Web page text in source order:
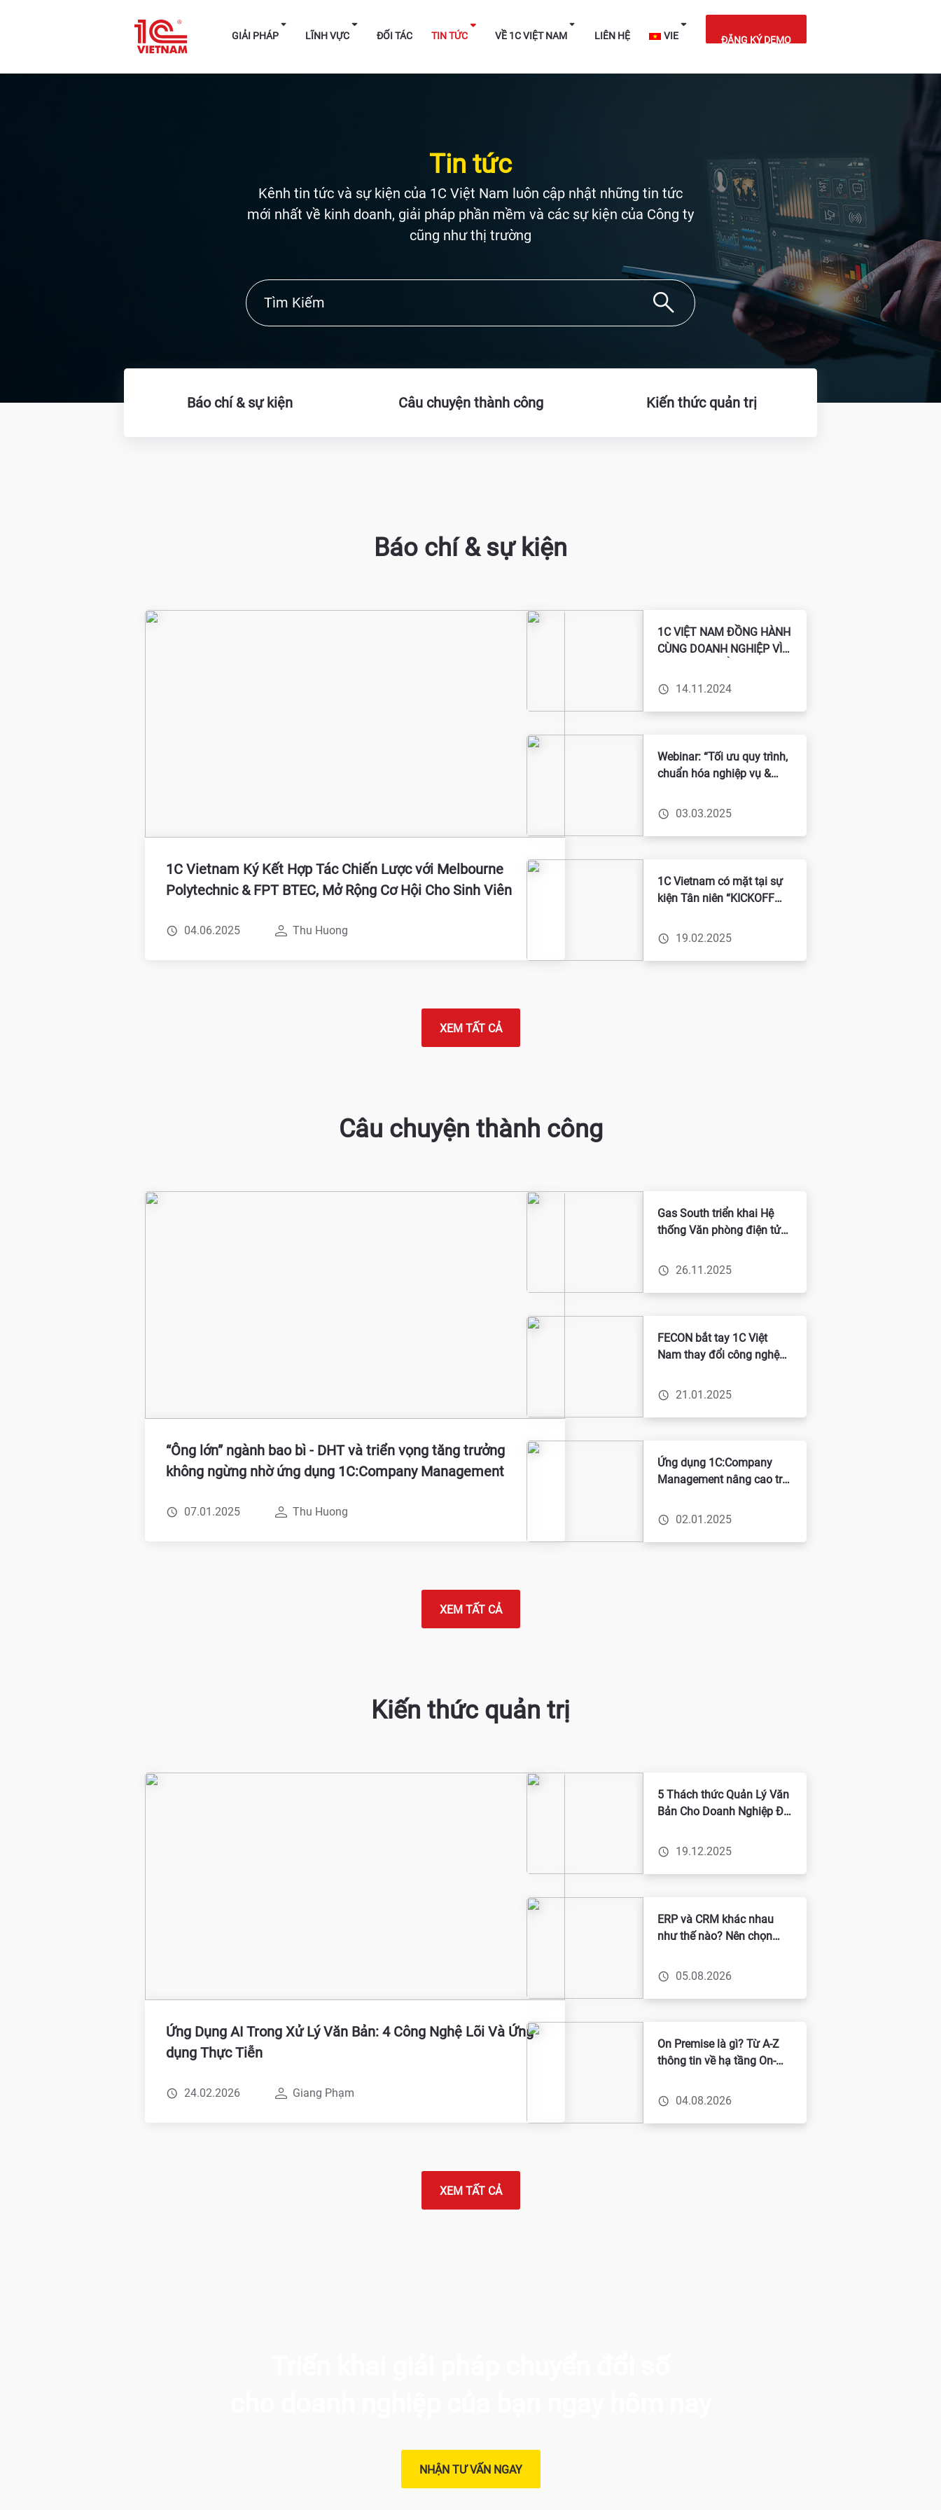
GIẢI PHÁP LĨNH VỰC ĐỐI TÁC TIN TỨC VỀ 1C VIỆT NAM LIÊN HỆ VIE
Tin tức
Kênh tin tức và sự kiện của 1C Việt Nam luôn cập nhật những tin tức
mới nhất về kinh doanh, giải pháp phần mềm và các sự kiện của Công ty
cũng như thị trường
Báo chí & sự kiện Câu chuyện thành công Kiến thức quản trị
Báo chí & sự kiện
1C Vietnam Ký Kết Hợp Tác Chiến Lược với Melbourne
Polytechnic & FPT BTEC, Mở Rộng Cơ Hội Cho Sinh Viên
04.06.2025 Thu Huong
1C VIỆT NAM ĐỒNG HÀNH
CÙNG DOANH NGHIỆP VÌ
VỮNG14.11.2024
Webinar: “Tối ưu quy trình,
chuẩn hóa nghiệp vụ &
pháp ERP”
03.03.2025
1C Vietnam có mặt tại sự
kiện Tân niên “KICKOFF
19.02.2025
XEM TẤT CẢ
Câu chuyện thành công
“Ông lớn” ngành bao bì - DHT và triển vọng tăng trưởng
không ngừng nhờ ứng dụng 1C:Company Management
07.01.2025 Thu Huong
Gas South triển khai Hệ
thống Văn phòng điện tử
hướng – Chuyển mình
đúng tầm
26.11.2025
FECON bắt tay 1C Việt
Nam thay đổi công nghệ
21.01.2025
Ứng dụng 1C:Company
Management nâng cao trải
đại lý của công ty Tây Bắc
- BQP
02.01.2025
XEM TẤT CẢ
Kiến thức quản trị
Ứng Dụng AI Trong Xử Lý Văn Bản: 4 Công Nghệ Lõi Và Ứng
dụng Thực Tiễn
24.02.2026 Giang Phạm
5 Thách thức Quản Lý Văn
Bản Cho Doanh Nghiệp Đa
19.12.2025
ERP và CRM khác nhau
như thế nào? Nên chọn
nghiệp?
05.08.2026
On Premise là gì? Từ A-Z
thông tin về hạ tầng On-
04.08.2026
XEM TẤT CẢ
NHẬN TƯ VẤN NGAY